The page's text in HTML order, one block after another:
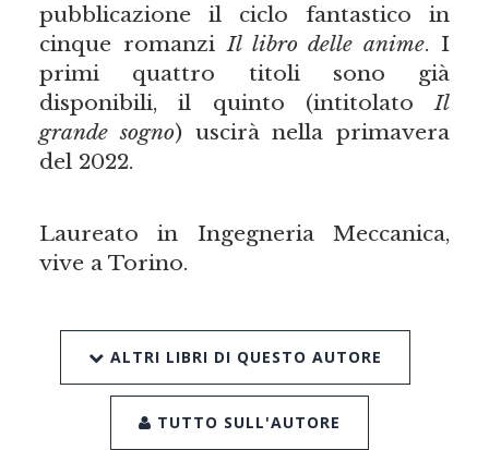
pubblicazione il ciclo fantastico in
cinque romanziIl libro delle anime. I
primi quattro titoli sono già
disponibili, il quinto (intitolatoIl
grande sogno) uscirà nella primavera
del 2022.
Laureato in Ingegneria Meccanica,
vive a Torino.
ALTRI LIBRI DI QUESTO AUTORE
TUTTO SULL'AUTORE